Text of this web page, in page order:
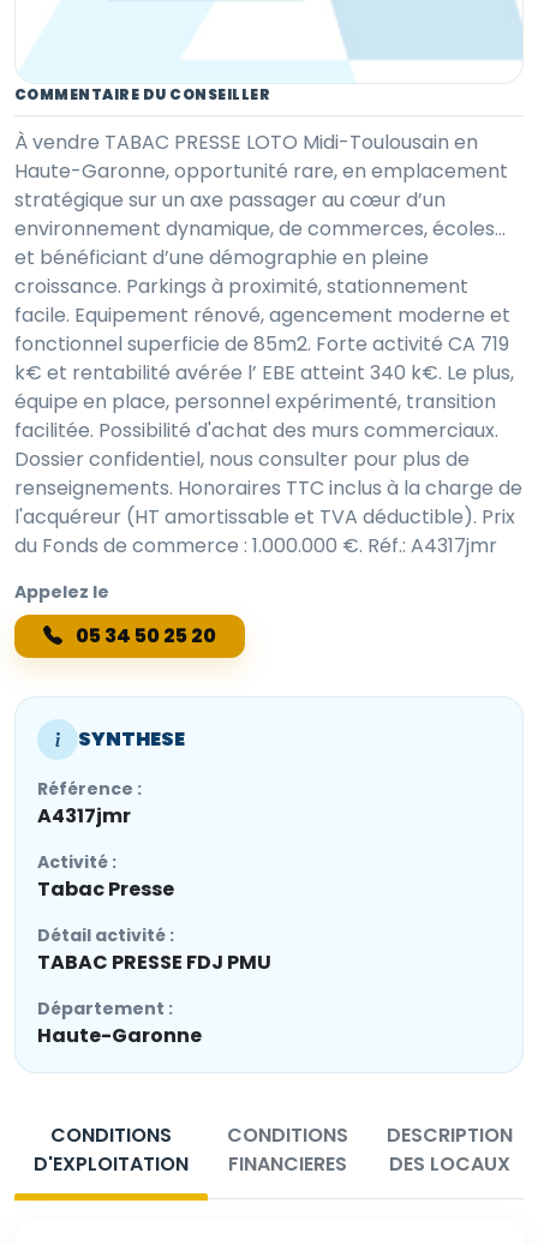
COMMENTAIRE DU CONSEILLER
À vendre TABAC PRESSE LOTO Midi-Toulousain en
Haute-Garonne, opportunité rare, en emplacement
stratégique sur un axe passager au cœur d’un
environnement dynamique, de commerces, écoles…
et bénéficiant d’une démographie en pleine
croissance. Parkings à proximité, stationnement
facile. Equipement rénové, agencement moderne et
fonctionnel superficie de 85m2. Forte activité CA 719
k€ et rentabilité avérée l’ EBE atteint 340 k€. Le plus,
équipe en place, personnel expérimenté, transition
facilitée. Possibilité d'achat des murs commerciaux.
Dossier confidentiel, nous consulter pour plus de
renseignements. Honoraires TTC inclus à la charge de
l'acquéreur (HT amortissable et TVA déductible). Prix
du Fonds de commerce : 1.000.000 €. Réf.: A4317jmr
Appelez le
05 34 50 25 20
SYNTHESE
Référence :
A4317jmr
Activité :
Tabac Presse
Détail activité :
TABAC PRESSE FDJ PMU
Département :
Haute-Garonne
CONDITIONS
D'EXPLOITATION
CONDITIONS
FINANCIERES
DESCRIPTION
DES LOCAUX